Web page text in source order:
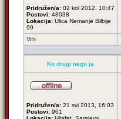
Pridružen/a: 02 kol 2012, 10:47
Postovi: 48038
Lokacija: Ulica Nemanje Bilbije
99
Vrh
Ko drugi nego ja
Pridružen/a: 21 svi 2013, 16:03
Postovi: 961